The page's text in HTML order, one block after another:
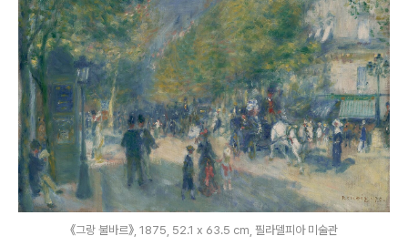
《그랑 불바르》, 1875, 52.1 x 63.5 cm, 필라델피아 미술관